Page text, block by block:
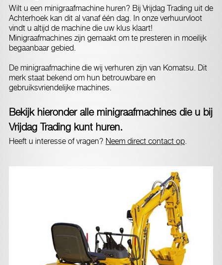
Wilt u een minigraafmachine huren? Bij Vrijdag Trading uit de
Achterhoek kan dit al vanaf één dag. In onze verhuurvloot
vindt u altijd de machine die uw klus klaart!
Minigraafmachines zijn gemaakt om te presteren in moeilijk
begaanbaar gebied.
De minigraafmachine die wij verhuren zijn van Komatsu. Dit
merk staat bekend om hun betrouwbare en
gebruiksvriendelijke machines.
Bekijk hieronder alle minigraafmachines die u bij
Vrijdag Trading kunt huren.
Heeft u interesse of vragen? Neem direct contact op.